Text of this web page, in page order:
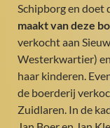
Schipborg en doet
maakt van deze
verkocht aan
Westerkwartier)
haar kinderen.
de boerderij
Zuidlaren. In de